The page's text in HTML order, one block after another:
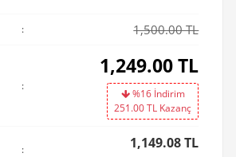
: 1,500.00 TL
:
1,249.00TL
%16 İndirim
251.00TL Kazanç
: 1,149.08 TL